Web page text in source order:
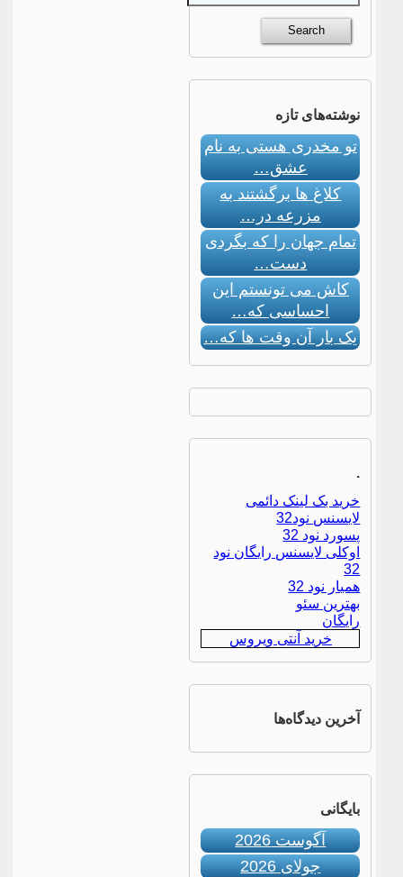
نوشته‌های تازه
تو مخدری هستی به نام
عشق…
کلاغ ها برگشتند به
مزرعه در…
تمام جهان را که بگردی
دست…
کاش می تونستم این
احساسی که…
یک بار آن وقت ها که…
.
خرید بک لینک دائمی
لایسنس نود32
پسورد نود 32
اوکلی لایسنس رایگان نود
32
همیار نود 32
بهترین سئو
رایگان
خرید آنتی ویروس
آخرین دیدگاه‌ها
بایگانی
آگوست 2026
جولای 2026